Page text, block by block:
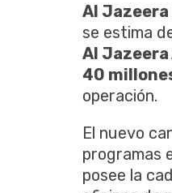
Al
se estima
Al
40
operación.
El nuevo
programas
posee la